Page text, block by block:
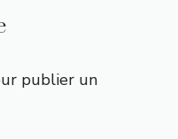
publier un